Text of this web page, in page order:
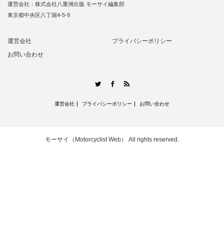
運営会社：株式会社八重洲出版 モーサイ編集部
東京都中央区八丁堀4-5-9
運営会社
プライバシーポリシー
お問い合わせ
TwitterFacebook
運営会社 プライバシーポリシー お問い合わせ
モーサイ（Motorcyclist Web） All rights reserved.